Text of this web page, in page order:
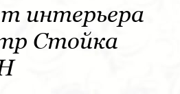
интерьера
Стойка